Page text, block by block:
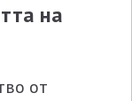
на
от